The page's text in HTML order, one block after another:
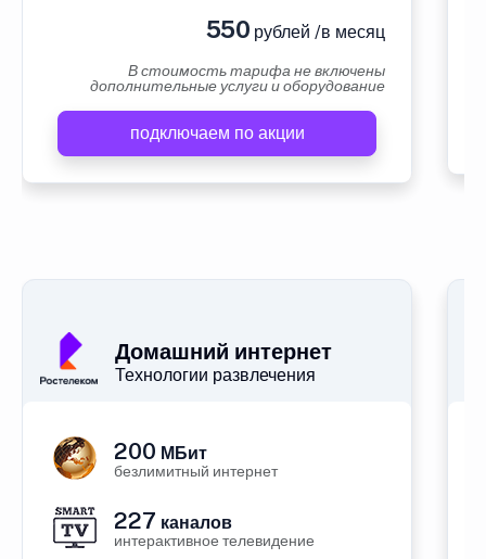
550 рублей /в месяц
В стоимость тарифа не включены
дополнительные услуги и оборудование
подключаем по акции
Домашний интернет
Технологии развлечения
200 МБит
безлимитный интернет
227 каналов
интерактивное телевидение